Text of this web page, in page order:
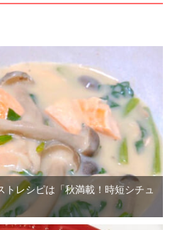
レシピは「秋満載！時短シチュ